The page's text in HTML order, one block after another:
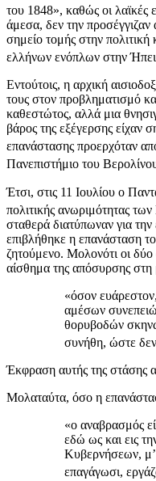
του 1848», καθώς οι λαϊκές
άμεσα, δεν την προσέγγιζαν
σημείο τομής στην
ελλήνων ενόπλων στην
Εντούτοις, η αρχική
τους στον προβληματισμό
καθεστώτος, αλλά μια
βάρος της εξέγερσης είχαν
επανάστασης προερχόταν
Πανεπιστήμιο του
Έτσι, στις 11 Ιουλίου ο
πολιτικής ανωριμότητας
σταθερά διατύπωναν για
επιβλήθηκε η επανάσταση
ζητούμενο. Μολονότι οι δύο
αίσθημα της απόσυρσης
«όσον
αμέσων
θορυβοδών
συνήθη, ώστε
Έκφραση αυτής της στάσης
Μολαταύτα, όσο η
«ο αναβρασμός
εδώ ως και εις
Κυβερνήσεων, μ’
επαγάγωσι,